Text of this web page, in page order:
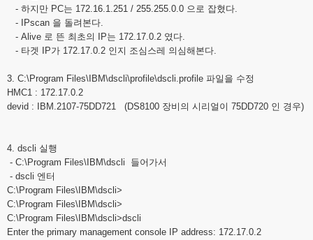
- 하지만 PC는 172.16.1.251 / 255.255.0.0 으로 잡혔다.
- IPscan 을 돌려본다.
- Alive 로 뜬 최초의 IP는 172.17.0.2 였다.
- 타겟 IP가 172.17.0.2 인지 조심스레 의심해본다.
3. C:\Program Files\IBM\dscli\profile\dscli.profile 파일을 수정
HMC1 : 172.17.0.2
devid : IBM.2107-75DD721 (DS8100 장비의 시리얼이 75DD720 인 경우)
4. dscli 실행
- C:\Program Files\IBM\dscli 들어가서
- dscli 엔터
C:\Program Files\IBM\dscli>
C:\Program Files\IBM\dscli>
C:\Program Files\IBM\dscli>dscli
Enter the primary management console IP address: 172.17.0.2